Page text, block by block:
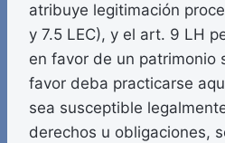
atribuye legitimación
y 7.5 LEC), y el art. 9 LH
en favor de un patrimonio
favor deba practicarse
sea susceptible
derechos u obligaciones,